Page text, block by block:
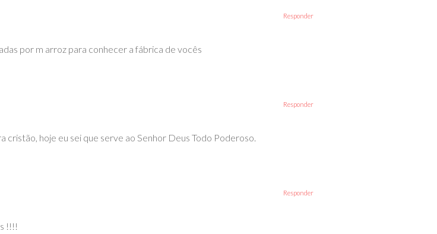
por m arroz para conhecer a fábrica de vocês
Responder
cristão, hoje eu sei que serve ao Senhor Deus Todo Poderoso.
Responder
!!!!
Responder